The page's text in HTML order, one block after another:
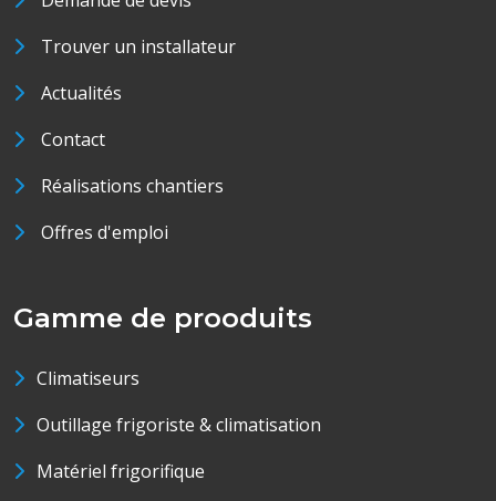
Trouver un installateur
Actualités
Contact
Réalisations chantiers
Offres d'emploi
Gamme de prooduits
Climatiseurs
Outillage frigoriste & climatisation
Matériel frigorifique